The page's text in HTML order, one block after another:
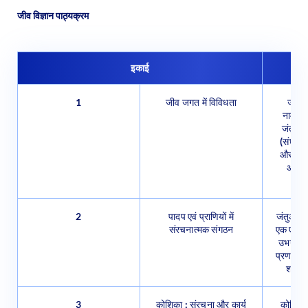
जीव विज्ञान पाठ्यक्रम
इकाई
1 जीव जगत में विविधता
जीव
जंतुओं
(संघ
और
और
2
पादप एवं प्राणियों में
संरचनात्मक संगठन
जंतुओं
एक
उभयचर
शरीर
3 कोशिका : संरचना और कार्य